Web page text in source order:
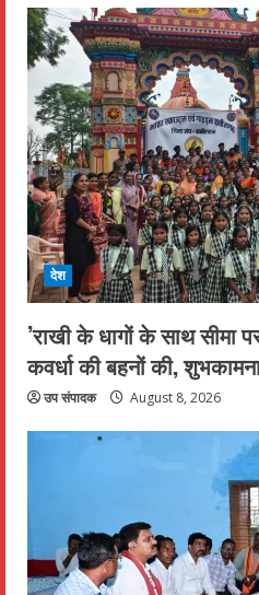
देश
’राखी के धागों के साथ सीमा
कवर्धा की बहनों की,
उप संपादक August 8, 2026